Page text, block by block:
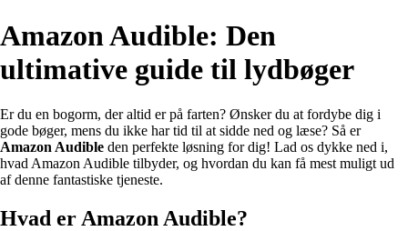
Amazon Audible: Den
ultimative guide til lydbøger
Er du en bogorm, der altid er på farten? Ønsker du at fordybe dig i
gode bøger, mens du ikke har tid til at sidde ned og læse? Så er
Amazon Audible den perfekte løsning for dig! Lad os dykke ned i,
hvad Amazon Audible tilbyder, og hvordan du kan få mest muligt ud
af denne fantastiske tjeneste.
Hvad er Amazon Audible?